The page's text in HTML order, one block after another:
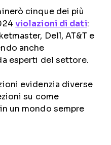
cinque dei più
violazioni di dati:
Dell, AT&T e
anche
esperti del settore.
evidenzia diverse
su come
un mondo sempre